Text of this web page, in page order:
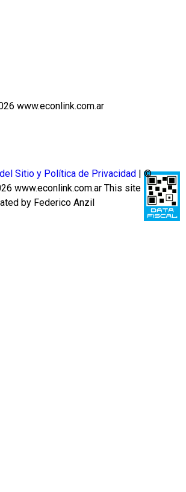
www.econlink.com.ar
Sitio y Política de Privacidad
| ©
www.econlink.com.ar This site
by Federico Anzil